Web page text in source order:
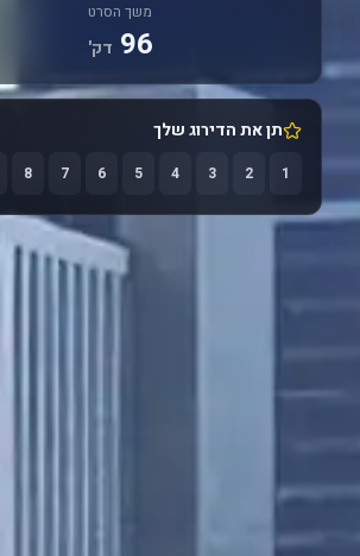
משך הסרט
96 דק'
תן את הדירוג שלך
1
2
3
4
5
6
7
8